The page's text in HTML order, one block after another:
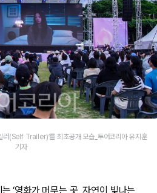
러(Self Trailer)’를 최초공개 모습_투어코리아 유지훈
기자
‘영화가 머무는 곳, 자연이 빛나는